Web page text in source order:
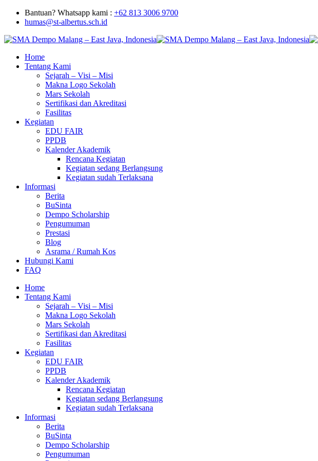
Bantuan? Whatsapp kami : +62 813 3006 9700
humas@st-albertus.sch.id
Home
Tentang Kami
Sejarah – Visi – Misi
Makna Logo Sekolah
Mars Sekolah
Sertifikasi dan Akreditasi
Fasilitas
Kegiatan
EDU FAIR
PPDB
Kalender Akademik
Rencana Kegiatan
Kegiatan sedang Berlangsung
Kegiatan sudah Terlaksana
Informasi
Berita
BuSinta
Dempo Scholarship
Pengumuman
Prestasi
Blog
Asrama / Rumah Kos
Hubungi Kami
FAQ
Home
Tentang Kami
Sejarah – Visi – Misi
Makna Logo Sekolah
Mars Sekolah
Sertifikasi dan Akreditasi
Fasilitas
Kegiatan
EDU FAIR
PPDB
Kalender Akademik
Rencana Kegiatan
Kegiatan sedang Berlangsung
Kegiatan sudah Terlaksana
Informasi
Berita
BuSinta
Dempo Scholarship
Pengumuman